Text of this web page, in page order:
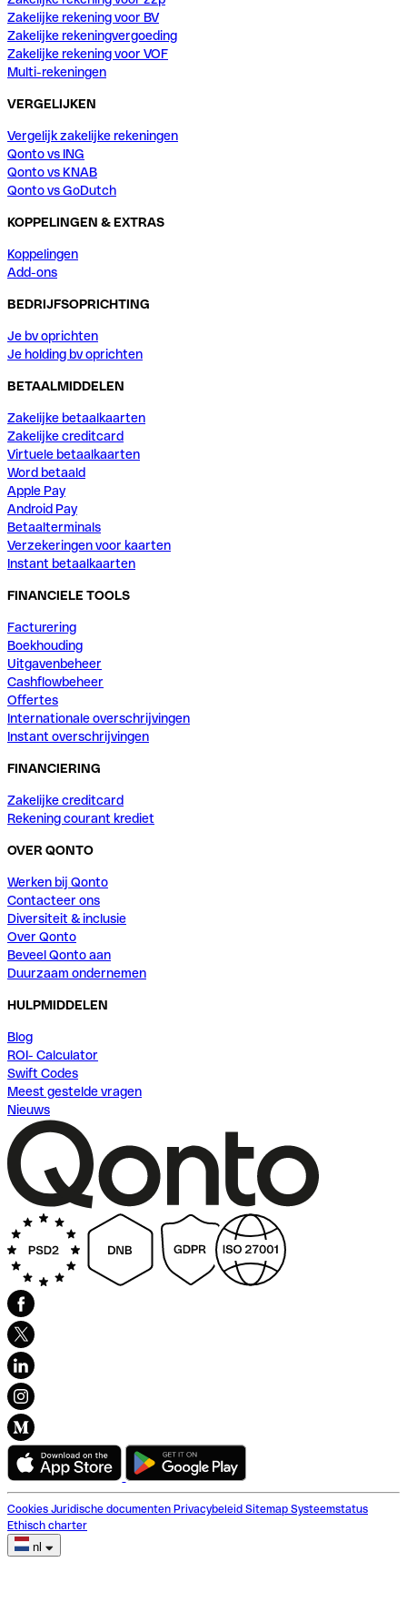
Zakelijke rekening voor BV
Zakelijke rekeningvergoeding
Zakelijke rekening voor VOF
Multi-rekeningen
VERGELIJKEN
Vergelijk zakelijke rekeningen
Qonto vs ING
Qonto vs KNAB
Qonto vs GoDutch
KOPPELINGEN & EXTRAS
Koppelingen
Add-ons
BEDRIJFSOPRICHTING
Je bv oprichten
Je holding bv oprichten
BETAALMIDDELEN
Zakelijke betaalkaarten
Zakelijke creditcard
Virtuele betaalkaarten
Word betaald
Apple Pay
Android Pay
Betaalterminals
Verzekeringen voor kaarten
Instant betaalkaarten
FINANCIELE TOOLS
Facturering
Boekhouding
Uitgavenbeheer
Cashflowbeheer
Offertes
Internationale overschrijvingen
Instant overschrijvingen
FINANCIERING
Zakelijke creditcard
Rekening courant krediet
OVER QONTO
Werken bij Qonto
Contacteer ons
Diversiteit & inclusie
Over Qonto
Beveel Qonto aan
Duurzaam ondernemen
HULPMIDDELEN
Blog
ROI- Calculator
Swift Codes
Meest gestelde vragen
Nieuws
Cookies Juridische documenten Privacybeleid Sitemap Systeemstatus
Ethisch charter
nl